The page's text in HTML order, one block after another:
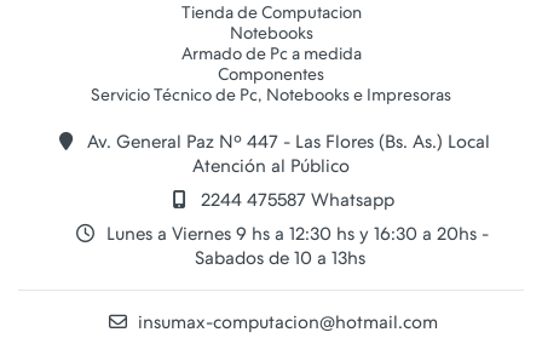
Tienda de Computacion
Notebooks
Armado de Pc a medida
Componentes
Av. General Paz Nº 447 - Las Flores (Bs. As.) Local
Atención al Público
2244 475587 Whatsapp
Lunes a Viernes 9 hs a 12:30 hs y 16:30 a 20hs -
Sabados de 10 a 13hs
insumax-computacion@hotmail.com